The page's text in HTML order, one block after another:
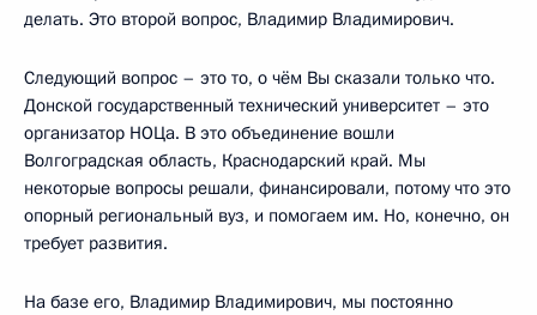
делать. Это второй вопрос, Владимир Владимирович.
Следующий вопрос – это то, о чём Вы сказали только что.
Донской государственный технический университет – это
организатор НОЦа. В это объединение вошли
Волгоградская область, Краснодарский край. Мы
некоторые вопросы решали, финансировали, потому что это
опорный региональный вуз, и помогаем им. Но, конечно, он
требует развития.
На базе его, Владимир Владимирович, мы постоянно